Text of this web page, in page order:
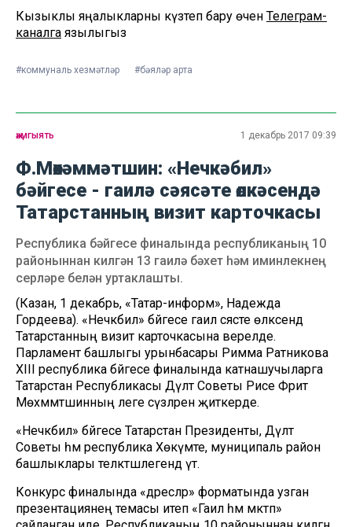
Кызыклы яңалыкларны күзәтеп бару өчен Телеграм-
каналга язылыгыз
#коммуналь хезмәтләр #бәяләр арта
җәмгыять 1 декабрь 2017 09:39
Ф.Мөхәммәтшин: «Нечкәбил»
бәйгесе - гаилә сәясәте өлкәсендә
Татарстанның визит карточкасы
Республика бәйгесе финалында республиканың 10
районыннан килгән 13 гаилә бәхет һәм иминлекнең
серләре белән уртаклашты.
(Казан, 1 декабрь, «Татар-информ», Надежда
Гордеева). «Нечкәбил» бәйгесе гаилә сәясәте өлкәсендә
Татарстанның визит карточкасына әверелде.
Парламент башлыгы урынбасары Римма Ратникова
XIII республика бәйгесе финалында катнашучыларга
Татарстан Республикасы Дәүләт Советы Рәисе Фәрит
Мөхәммәтшинның әлеге сүзләрен җиткерде.
«Нечкәбил» бәйгесе Татарстан Президенты, Дәүләт
Советы һәм республика Хөкүмәте, муниципаль район
башлыклары теләктәшлегендә үтә.
Конкурс финалында «дәресләр» форматында узган
презентациянең темасы итеп «Гаилә һәм мәктәп»